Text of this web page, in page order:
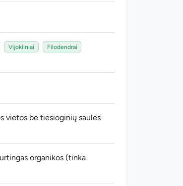
Vijokliniai
Filodendrai
vietos be tiesioginių saulės
organikos (tinka